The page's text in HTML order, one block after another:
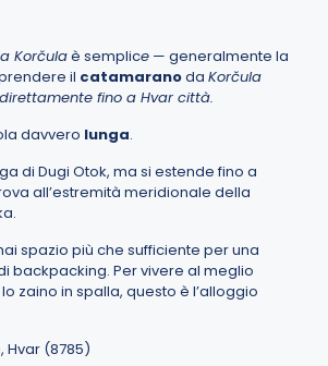
Korčulaè semplice — generalmente la
il catamaranoda Korčula
fino a Hvar città.
davvero lunga.
di Dugi Otok, ma si estende fino a
all’estremità meridionale della
spazio più che sufficiente per una
backpacking. Per vivere al meglio
zaino in spalla, questo è l’alloggio
Hvar (8785)